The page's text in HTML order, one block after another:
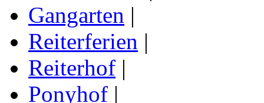
Gangarten |
Reiterferien |
Reiterhof |
Ponyhof |